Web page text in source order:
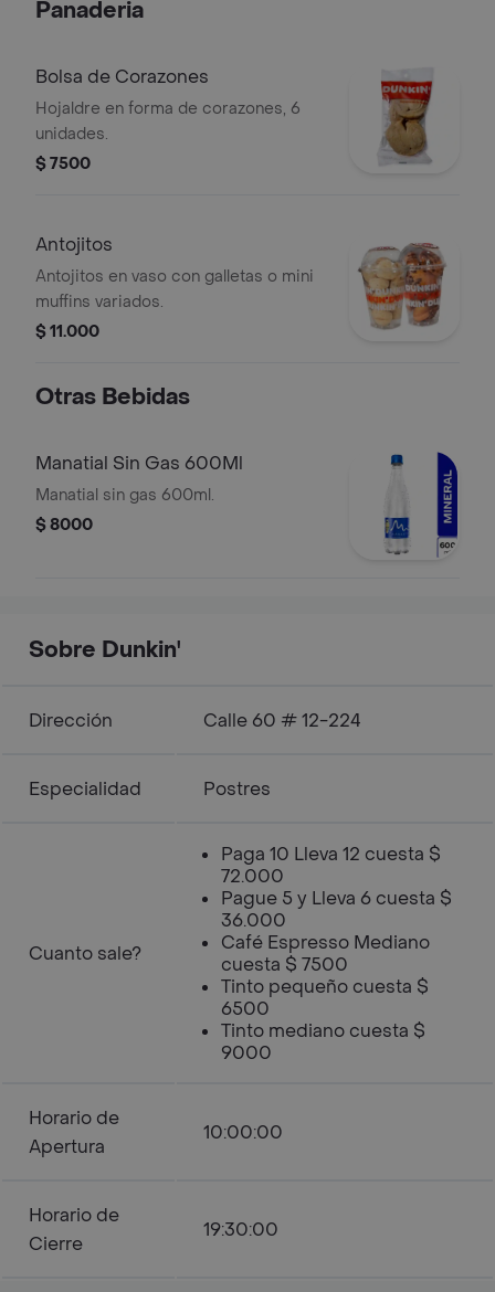
Panaderia
Bolsa de Corazones
Hojaldre en forma de corazones, 6
unidades.
$ 7500
Antojitos
Antojitos en vaso con galletas o mini
muffins variados.
$ 11.000
Otras Bebidas
Manatial Sin Gas 600Ml
Manatial sin gas 600ml.
$ 8000
Sobre Dunkin'
Dirección Calle 60 # 12-224
Especialidad Postres
Cuanto sale?
Paga 10 Lleva 12 cuesta $
72.000
Pague 5 y Lleva 6 cuesta $
36.000
Café Espresso Mediano
cuesta $ 7500
Tinto pequeño cuesta $
6500
Tinto mediano cuesta $
9000
Horario de
Apertura
10:00:00
Horario de
Cierre
19:30:00